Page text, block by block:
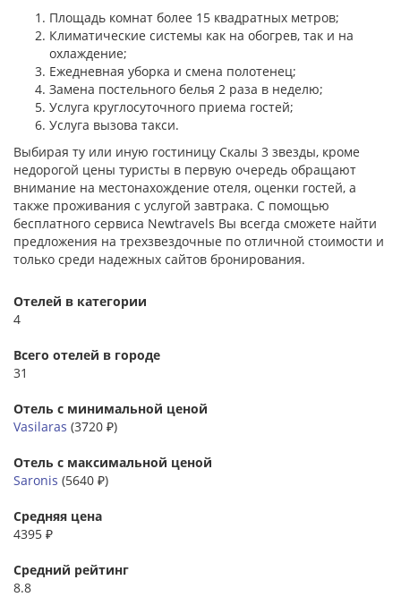
Площадь комнат более 15 квадратных метров;
Климатические системы как на обогрев, так и на
охлаждение;
Ежедневная уборка и смена полотенец;
Замена постельного белья 2 раза в неделю;
Услуга круглосуточного приема гостей;
Услуга вызова такси.
Выбирая ту или иную гостиницу Скалы 3 звезды, кроме
недорогой цены туристы в первую очередь обращают
внимание на местонахождение отеля, оценки гостей, а
также проживания с услугой завтрака. С помощью
бесплатного сервиса Newtravels Вы всегда сможете найти
предложения на трехзвездочные по отличной стоимости и
только среди надежных сайтов бронирования.
Отелей в категории
4
Всего отелей в городе
31
Отель с минимальной ценой
Vasilaras (3720 ₽)
Отель с максимальной ценой
Saronis (5640 ₽)
Средняя цена
4395 ₽
Средний рейтинг
8.8